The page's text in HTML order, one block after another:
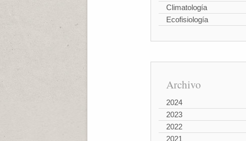
Climatología
Ecofisiología
Archivo
2024
2023
2022
2021